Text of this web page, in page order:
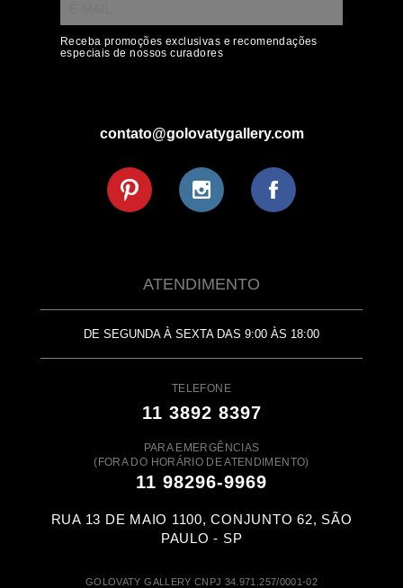
Receba promoções exclusivas e recomendações
especiais de nossos curadores
contato@golovatygallery.com
ATENDIMENTO
DE SEGUNDA À SEXTA DAS 9:00 ÀS 18:00
TELEFONE
11 3892 8397
PARA EMERGÊNCIAS
(FORA DO HORÁRIO DE ATENDIMENTO)
11 98296-9969
RUA 13 DE MAIO 1100, CONJUNTO 62, SÃO
PAULO - SP
GOLOVATY GALLERY CNPJ 34.971.257/0001-02